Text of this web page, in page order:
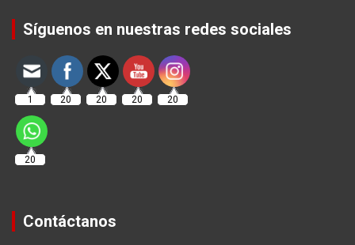
Síguenos en nuestras redes sociales
1 20 20 20 20
20
Contáctanos